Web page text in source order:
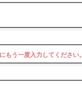
もう一度入力してください。